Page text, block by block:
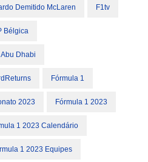
Demitido McLaren F1tv
Bélgica
Dhabi
Fórmula 1
2023 Fórmula 1 2023
1 2023 Calendário
1 2023 Equipes